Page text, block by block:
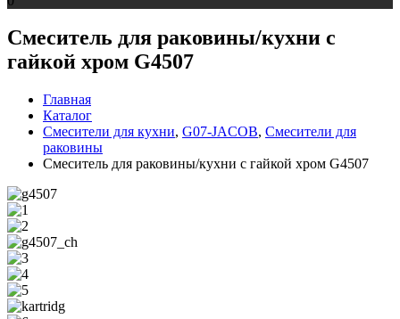
Смеситель для раковины/кухни с
гайкой хром G4507
Главная
Каталог
Смесители для кухни, G07-JACOB, Смесители для
раковины
Смеситель для раковины/кухни с гайкой хром G4507